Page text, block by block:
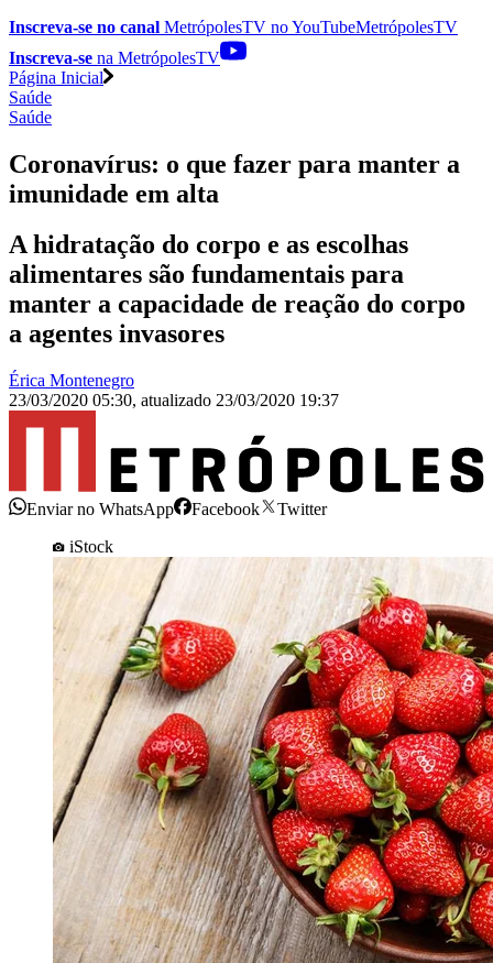
Inscreva-se no canal MetrópolesTV noYouTubeMetrópolesTV
Inscreva-se na MetrópolesTV
Página Inicial
Saúde
Saúde
Coronavírus: o que fazer para manter a
imunidade em alta
A hidratação do corpo e as escolhas
alimentares são fundamentais para
manter a capacidade de reação do corpo
a agentes invasores
Érica Montenegro
23/03/2020 05:30, atualizado 23/03/2020 19:37
Enviar no WhatsApp Facebook
Twitter
iStock